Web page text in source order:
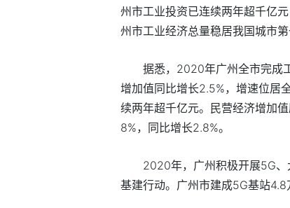
州市工业投资已连续两年超千亿
州市工业经济总量稳居我国城市第
据悉，2020年广州全市完成
增加值同比增长2.5%，增速位居
续两年超千亿元。民营经济增加
8%，同比增长2.8%。
2020年，广州积极开展5G
基建行动。广州市建成5G基站